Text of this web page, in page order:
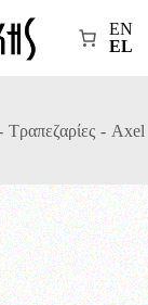
EN
EL
Τραπεζαρίες Axel